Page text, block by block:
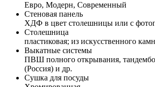
Евро, Модерн, Современный
Стеновая панель
ХДФ в цвет столешницы или с
Столешница
пластиковая; из искусственного
Выкатные системы
ПВШ полного открывания,
(Россия) и др.
Сушка для посуды